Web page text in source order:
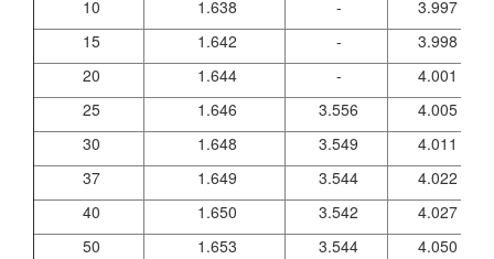
10
1.638 -
3.997
15
1.642 -
3.998
20
1.644 -
4.001
25
1.646 3.556
4.005
30
1.648 3.549
4.011
37
1.649 3.544
4.022
40
1.650 3.542
4.027
50
1.653 3.544
4.050